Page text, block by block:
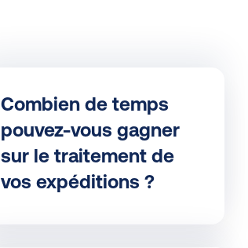
Combien de temps
pouvez-vous gagner
sur le traitement de
vos expéditions ?